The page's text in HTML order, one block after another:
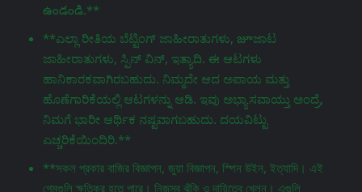
ఉండండి.**
**ಎಲ್ಲಾ ರೀತಿಯ ಬೆಟ್ಟಿಂಗ್ ಜಾಹೀರಾತುಗಳು, జూಜಾಟ
ಜಾಹೀರಾತುಗಳು, ಸ್ಪಿನ್ ವಿನ್, ಇತ್ಯಾದಿ. ಈ ಆಟಗಳು
ಹಾನಿಕಾರಕವಾಗಿರಬಹುದು. ನಿಮ್ಮದೇ ಆದ ಅಪಾಯ ಮತ್ತು
ಹೊಣೆಗಾರಿಕೆಯಲ್ಲಿ ಆಟಗಳನ್ನು ಆಡಿ. ಇವು ಅಭ್ಯಾಸವಾಯ್ತು ಅಂದ್ರೆ,
ನಿಮಗೆ ಭಾರೀ ಆರ್ಥಿಕ ನಷ್ಟವಾಗಬಹುದು. ದಯವಿಟ್ಟು
ಎಚ್ಚರಿಕೆಯಿಂದಿರಿ.**
**সকল প্রকার বাজির বিজ্ঞাপন, জুয়া বিজ্ঞাপন, স্পিন উইন, ইত্যাদি। এই
গেমগুলি ক্ষতিকর হতে পারে। নিজস্ব ঝুঁকি ও দায়িত্বে খেলুন। এগুলি